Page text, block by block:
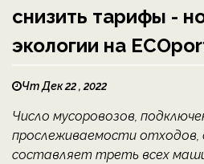
снизить тарифы -
экологии на
Чт Дек 22 , 2022
Число мусоровозов,
прослеживаемости отходов,
составляет треть всех